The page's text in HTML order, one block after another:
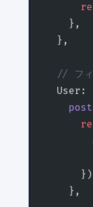
    },
  },
// フィ
User:
    },